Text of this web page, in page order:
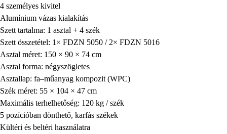
4 személyes kivitel
Alumínium vázas kialakítás
Szett tartalma: 1 asztal + 4 szék
Szett összetétel: 1× FDZN 5050 / 2× FDZN 5016
Asztal méret: 150 × 90 × 74 cm
Asztal forma: négyszögletes
Asztallap: fa–műanyag kompozit (WPC)
Szék méret: 55 × 104 × 47 cm
Maximális terhelhetőség: 120 kg / szék
5 pozícióban dönthető, karfás székek
Kültéri és beltéri használatra